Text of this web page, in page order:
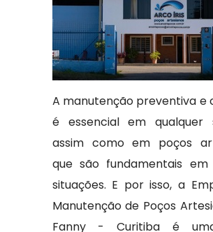
A manutenção preventiva e
é essencial em qualquer
assim como em poços
que são fundamentais em
situações. E por isso, a
Manutenção de Poços
Fanny - Curitiba é